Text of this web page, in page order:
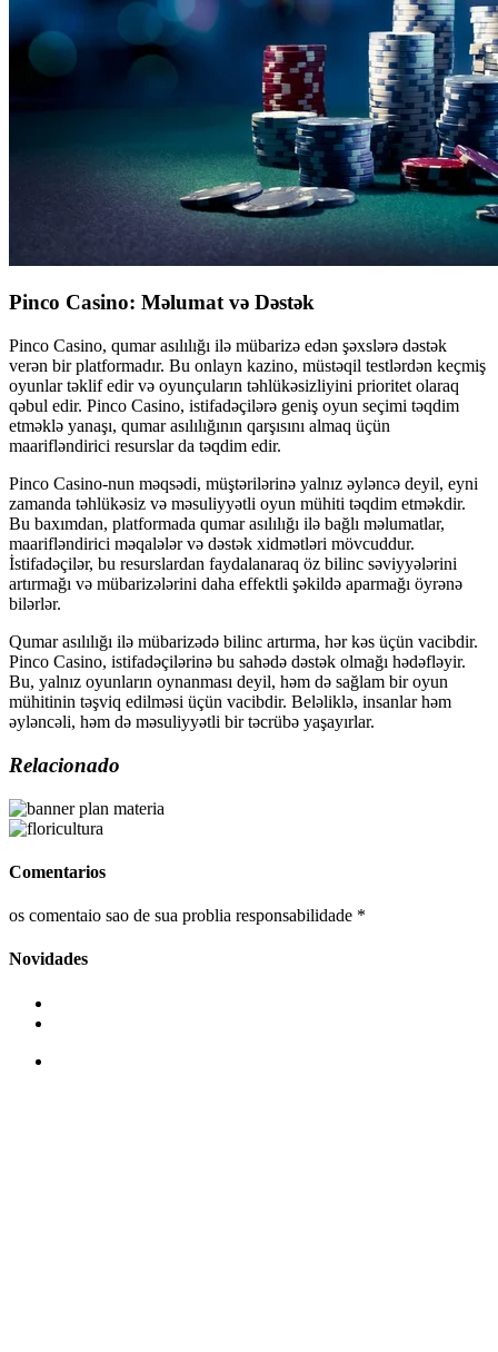
Pinco Casino: Məlumat və Dəstək
Pinco Casino, qumar asılılığı ilə mübarizə edən şəxslərə dəstək
verən bir platformadır. Bu onlayn kazino, müstəqil testlərdən keçmiş
oyunlar təklif edir və oyunçuların təhlükəsizliyini prioritet olaraq
qəbul edir. Pinco Casino, istifadəçilərə geniş oyun seçimi təqdim
etməklə yanaşı, qumar asılılığının qarşısını almaq üçün
maarifləndirici resurslar da təqdim edir.
Pinco Casino-nun məqsədi, müştərilərinə yalnız əyləncə deyil, eyni
zamanda təhlükəsiz və məsuliyyətli oyun mühiti təqdim etməkdir.
Bu baxımdan, platformada qumar asılılığı ilə bağlı məlumatlar,
maarifləndirici məqalələr və dəstək xidmətləri mövcuddur.
İstifadəçilər, bu resurslardan faydalanaraq öz bilinc səviyyələrini
artırmağı və mübarizələrini daha effektli şəkildə aparmağı öyrənə
bilərlər.
Qumar asılılığı ilə mübarizədə bilinc artırma, hər kəs üçün vacibdir.
Pinco Casino, istifadəçilərinə bu sahədə dəstək olmağı hədəfləyir.
Bu, yalnız oyunların oynanması deyil, həm də sağlam bir oyun
mühitinin təşviq edilməsi üçün vacibdir. Beləliklə, insanlar həm
əyləncəli, həm də məsuliyyətli bir təcrübə yaşayırlar.
Relacionado
Comentarios
os comentaio sao de sua problia responsabilidade *
Novidades